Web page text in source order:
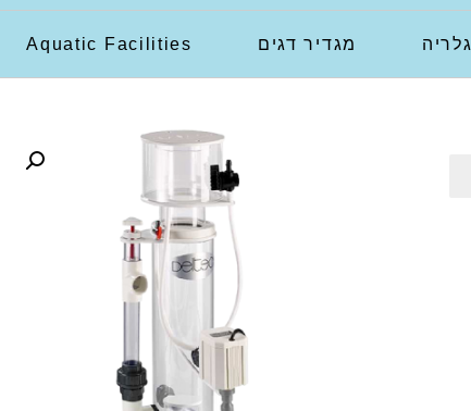
גלריה מגדיר דגים Aquatic Facilities